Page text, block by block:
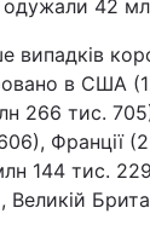
42
випадків
в США
266 тис.
Франції
144 тис.
Великій